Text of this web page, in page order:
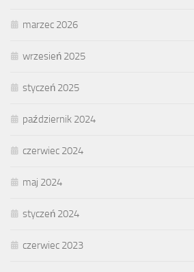
marzec 2026
wrzesień 2025
styczeń 2025
październik 2024
czerwiec 2024
maj 2024
styczeń 2024
czerwiec 2023